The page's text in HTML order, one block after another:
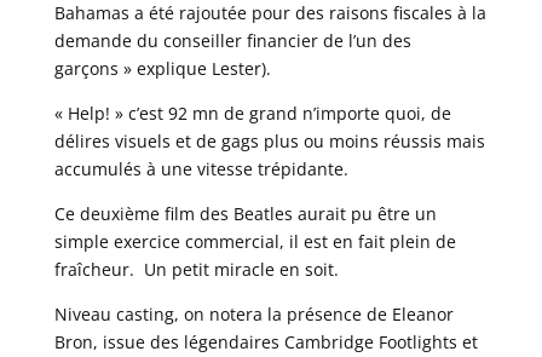
Bahamas a été rajoutée pour des raisons fiscales à la
demande du conseiller financier de l’un des
garçons » explique Lester).
« Help! » c’est 92 mn de grand n’importe quoi, de
délires visuels et de gags plus ou moins réussis mais
accumulés à une vitesse trépidante.
Ce deuxième film des Beatles aurait pu être un
simple exercice commercial, il est en fait plein de
fraîcheur. Un petit miracle en soit.
Niveau casting, on notera la présence de Eleanor
Bron, issue des légendaires Cambridge Footlights et